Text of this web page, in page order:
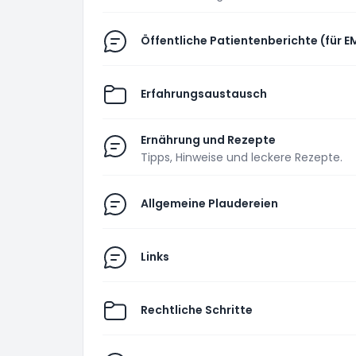
Öffentliche Patientenberichte (für
Erfahrungsaustausch
Ernährung und Rezepte
Tipps, Hinweise und leckere Rezepte.
Allgemeine Plaudereien
Links
Rechtliche Schritte